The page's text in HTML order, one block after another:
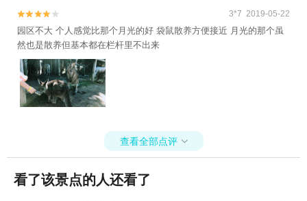

 3*7 2019-05-22
园区不大 个人感觉比那个月光的好 袋鼠散养方便接近 月光的那个虽
然也是散养但基本都在栏杆里不出来
查看全部点评 
看了该景点的人还看了